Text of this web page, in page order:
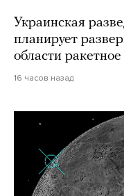
Украинская
планирует
области
16 часов назад